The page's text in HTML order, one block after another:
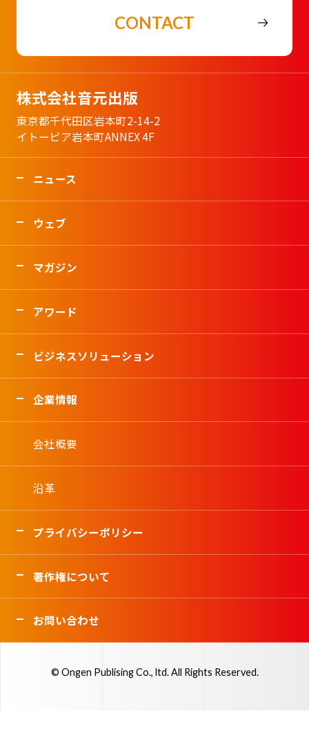
CONTACT
株式会社音元出版
東京都千代田区岩本町2-14-2
イトーピア岩本町ANNEX 4F
ニュース
ウェブ
マガジン
アワード
ビジネスソリューション
企業情報
会社概要
沿革
プライバシーポリシー
著作権について
お問い合わせ
© Ongen Publising Co., ltd. All Rights Reserved.